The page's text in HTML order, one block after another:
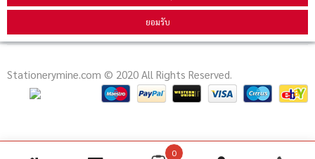
0
ยอมรับ
Stationerymine.com © 2020 All Rights Reserved.